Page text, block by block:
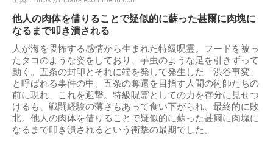
他人の肉体を借りることで疑似的に蘇った甚爾に肉塊に
なるまで叩き潰される
人が海を畏怖する感情から生まれた特級呪霊。フードを被っ
たタコのような姿をしており、芋虫のような足を引きずって
動く。五条の封印とそれに端を発して発生した「渋谷事変」
と呼ばれる事件の中、五条の奪還を目指す人間の術師たちの
前に現れ、これを迎撃。特級呪霊としての力を存分に見せつ
けるも、戦闘経験の薄さもあって食い下がられ、最終的に敗
北。他人の肉体を借りることで疑似的に蘇った甚爾に肉塊に
なるまで叩き潰されるという衝撃の最期でした。